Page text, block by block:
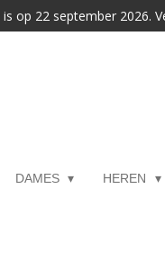
op 22 september 2026.
DAMES HEREN